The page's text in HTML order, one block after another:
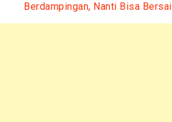
Berdampingan, Nanti Bisa